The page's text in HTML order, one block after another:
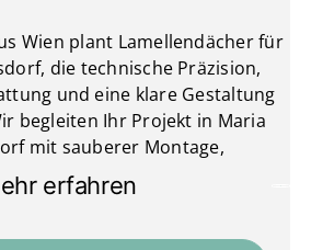
Wien plant Lamellendächer für
die technische Präzision,
und eine klare Gestaltung
begleiten Ihr Projekt in Maria
mit sauberer Montage,
erfahren